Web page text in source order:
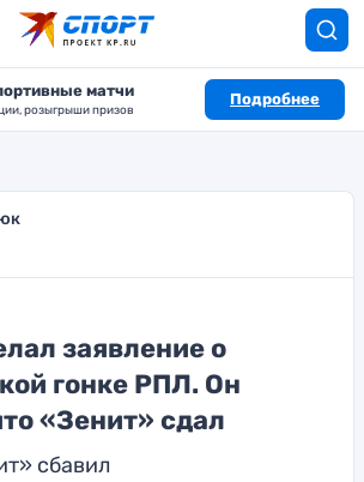
матчи
розыгрыши призов
Подробнее
заявление о
гонке РПЛ. Он
«Зенит» сдал
сбавил